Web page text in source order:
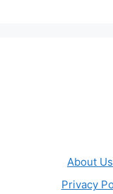
About Us
Privacy